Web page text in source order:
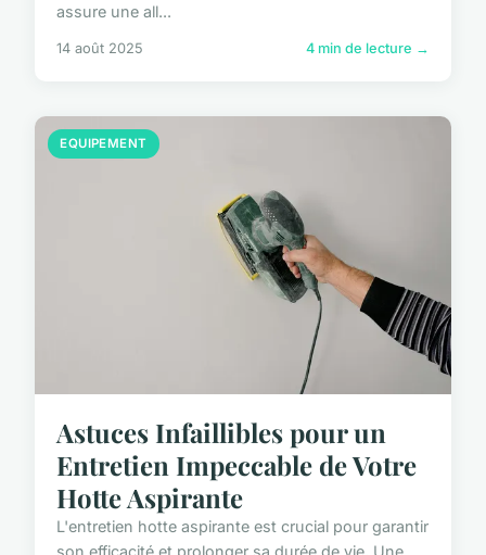
assure une all...
14 août 2025 4 min de lecture →
EQUIPEMENT
Astuces Infaillibles pour un
Entretien Impeccable de Votre
Hotte Aspirante
L'entretien hotte aspirante est crucial pour garantir
son efficacité et prolonger sa durée de vie. Une